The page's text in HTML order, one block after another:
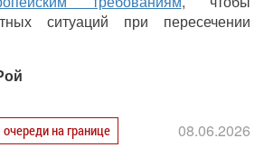
ситуаций при пересечении
очереди на границе 08.06.2026